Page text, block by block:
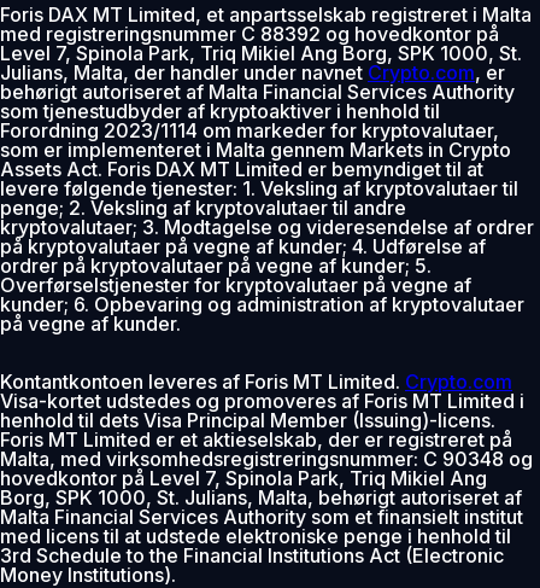
Foris DAX MT Limited, et anpartsselskab registreret i Malta
med registreringsnummer C 88392 og hovedkontor på
Level 7, Spinola Park, Triq Mikiel Ang Borg, SPK 1000, St.
Julians, Malta, der handler under navnet Crypto.com, er
behørigt autoriseret af Malta Financial Services Authority
som tjenestudbyder af kryptoaktiver i henhold til
Forordning 2023/1114 om markeder for kryptovalutaer,
som er implementeret i Malta gennem Markets in Crypto
Assets Act. Foris DAX MT Limited er bemyndiget til at
levere følgende tjenester: 1. Veksling af kryptovalutaer til
penge; 2. Veksling af kryptovalutaer til andre
kryptovalutaer; 3. Modtagelse og videresendelse af ordrer
på kryptovalutaer på vegne af kunder; 4. Udførelse af
ordrer på kryptovalutaer på vegne af kunder; 5.
Overførselstjenester for kryptovalutaer på vegne af
kunder; 6. Opbevaring og administration af kryptovalutaer
på vegne af kunder.
Kontantkontoen leveres af Foris MT Limited. Crypto.com
Visa-kortet udstedes og promoveres af Foris MT Limited i
henhold til dets Visa Principal Member (Issuing)-licens.
Foris MT Limited er et aktieselskab, der er registreret på
Malta, med virksomhedsregistreringsnummer: C 90348 og
hovedkontor på Level 7, Spinola Park, Triq Mikiel Ang
Borg, SPK 1000, St. Julians, Malta, behørigt autoriseret af
Malta Financial Services Authority som et finansielt institut
med licens til at udstede elektroniske penge i henhold til
3rd Schedule to the Financial Institutions Act (Electronic
Money Institutions).